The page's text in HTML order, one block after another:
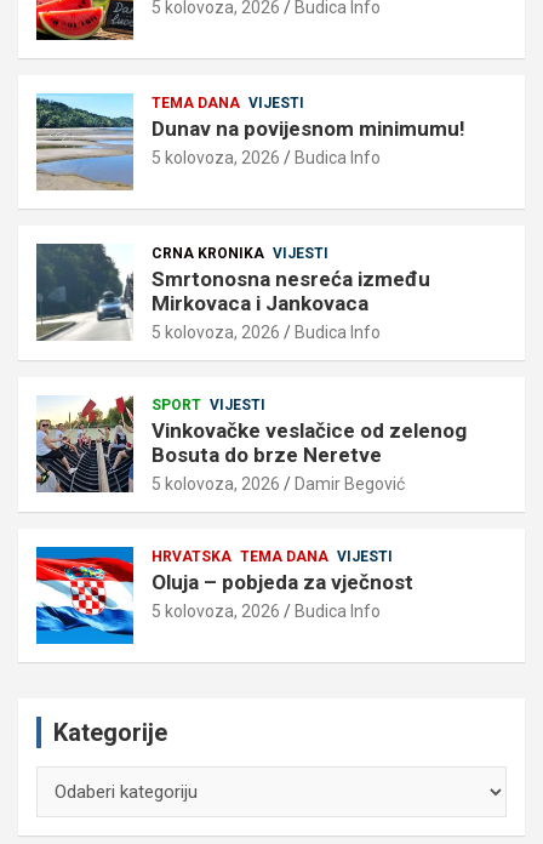
5 kolovoza, 2026 Budica Info
TEMA DANA VIJESTI
Dunav na povijesnom minimumu!
5 kolovoza, 2026 Budica Info
CRNA KRONIKA VIJESTI
Smrtonosna nesreća između
Mirkovaca i Jankovaca
5 kolovoza, 2026 Budica Info
SPORT VIJESTI
Vinkovačke veslačice od zelenog
Bosuta do brze Neretve
5 kolovoza, 2026 Damir Begović
HRVATSKA TEMA DANA VIJESTI
Oluja – pobjeda za vječnost
5 kolovoza, 2026 Budica Info
Kategorije